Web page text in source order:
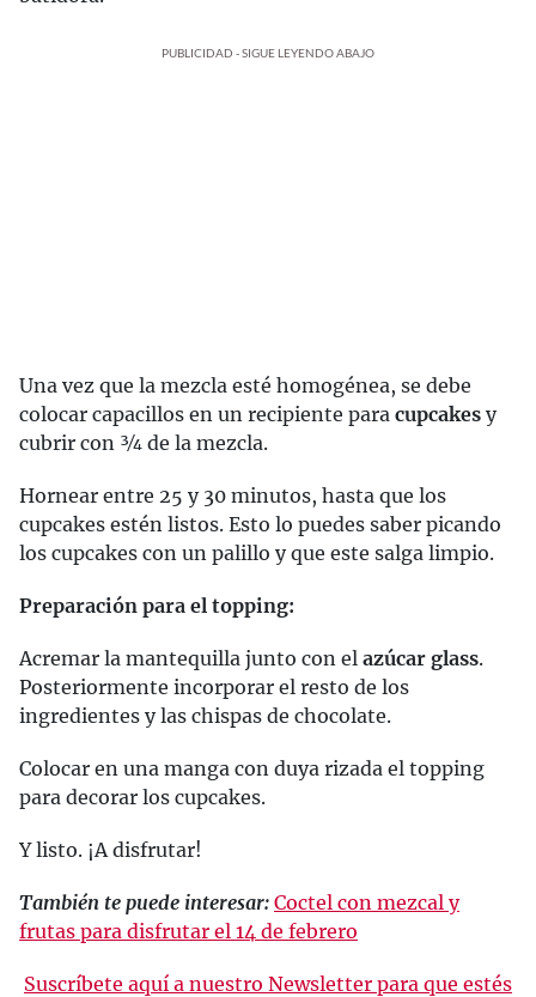
PUBLICIDAD - SIGUE LEYENDO ABAJO
Una vez que la mezcla esté homogénea, se debe
colocar capacillos en un recipiente para cupcakes y
cubrir con 3⁄4 de la mezcla.
Hornear entre 25 y 30 minutos, hasta que los
cupcakes estén listos. Esto lo puedes saber picando
los cupcakes con un palillo y que este salga limpio.
Preparación para el topping:
Acremar la mantequilla junto con el azúcar glass.
Posteriormente incorporar el resto de los
ingredientes y las chispas de chocolate.
Colocar en una manga con duya rizada el topping
para decorar los cupcakes.
Y listo. ¡A disfrutar!
También te puede interesar: Coctel con mezcal y
frutas para disfrutar el 14 de febrero
Suscríbete aquí a nuestro Newsletter para que estés